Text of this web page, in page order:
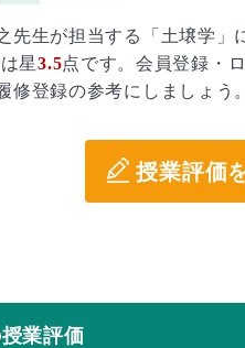
先生が担当する「土壌学」
星3.5点です。会員登録・
修登録の参考にしましょう。
授業評価
業評価